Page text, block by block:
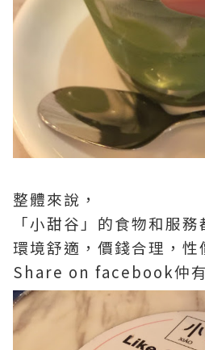
整體來說，
「小甜谷」的食物和服務
環境舒適，價錢合理，性
Share on facebook仲有